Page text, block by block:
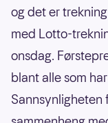
og det er
med Lotto-
onsdag.
blant alle som
Sannsynligheten